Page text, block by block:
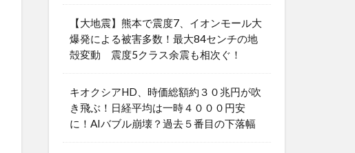
【大地震】熊本で震度7、イオンモール大
爆発による被害多数！最大84センチの地
殻変動 震度5クラス余震も相次ぐ！
キオクシアHD、時価総額約３０兆円が吹
き飛ぶ！日経平均は一時４０００円安
に！AIバブル崩壊？過去５番目の下落幅